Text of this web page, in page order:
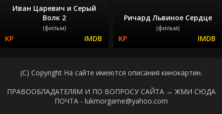
Иван Царевич и Серый
Волк 2
(фильм)
Ричард Львиное Сердце
(фильм)
(C) Copyright На сайте имеются описания кинокартин.
ПРАВООБЛАДАТЕЛЯМ И ПО ВОПРОСУ САЙТА → ЖМИ СЮДА
ПОЧТА - lukmorgame@yahoo.com